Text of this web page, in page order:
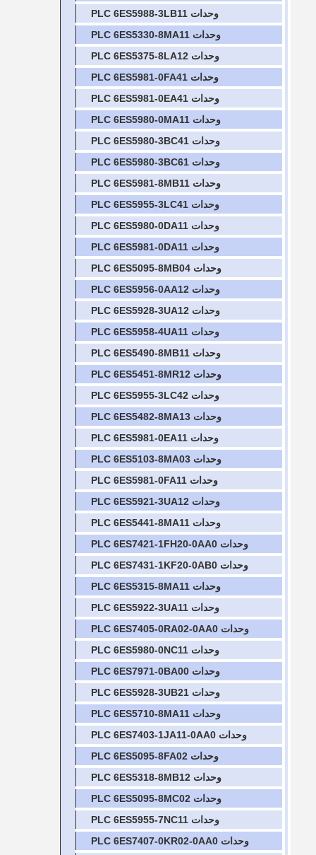
وحدات PLC 6ES5988-3LB11
وحدات PLC 6ES5330-8MA11
وحدات PLC 6ES5375-8LA12
وحدات PLC 6ES5981-0FA41
وحدات PLC 6ES5981-0EA41
وحدات PLC 6ES5980-0MA11
وحدات PLC 6ES5980-3BC41
وحدات PLC 6ES5980-3BC61
وحدات PLC 6ES5981-8MB11
وحدات PLC 6ES5955-3LC41
وحدات PLC 6ES5980-0DA11
وحدات PLC 6ES5981-0DA11
وحدات PLC 6ES5095-8MB04
وحدات PLC 6ES5956-0AA12
وحدات PLC 6ES5928-3UA12
وحدات PLC 6ES5958-4UA11
وحدات PLC 6ES5490-8MB11
وحدات PLC 6ES5451-8MR12
وحدات PLC 6ES5955-3LC42
وحدات PLC 6ES5482-8MA13
وحدات PLC 6ES5981-0EA11
وحدات PLC 6ES5103-8MA03
وحدات PLC 6ES5981-0FA11
وحدات PLC 6ES5921-3UA12
وحدات PLC 6ES5441-8MA11
وحدات PLC 6ES7421-1FH20-0AA0
وحدات PLC 6ES7431-1KF20-0AB0
وحدات PLC 6ES5315-8MA11
وحدات PLC 6ES5922-3UA11
وحدات PLC 6ES7405-0RA02-0AA0
وحدات PLC 6ES5980-0NC11
وحدات PLC 6ES7971-0BA00
وحدات PLC 6ES5928-3UB21
وحدات PLC 6ES5710-8MA11
وحدات PLC 6ES7403-1JA11-0AA0
وحدات PLC 6ES5095-8FA02
وحدات PLC 6ES5318-8MB12
وحدات PLC 6ES5095-8MC02
وحدات PLC 6ES5955-7NC11
وحدات PLC 6ES7407-0KR02-0AA0